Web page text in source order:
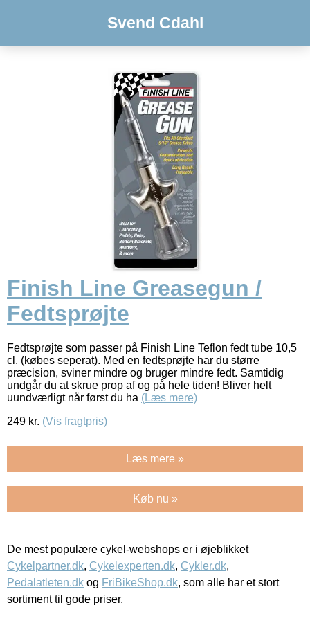
Svend Cdahl
Finish Line Greasegun /
Fedtsprøjte
Fedtsprøjte som passer på Finish Line Teflon fedt tube 10,5
cl. (købes seperat). Med en fedtsprøjte har du større
præcision, sviner mindre og bruger mindre fedt. Samtidig
undgår du at skrue prop af og på hele tiden! Bliver helt
uundværligt når først du ha (Læs mere)
249 kr. (Vis fragtpris)
Læs mere »
Køb nu »
De mest populære cykel-webshops er i øjeblikket
Cykelpartner.dk, Cykelexperten.dk, Cykler.dk,
Pedalatleten.dk og FriBikeShop.dk, som alle har et stort
sortiment til gode priser.